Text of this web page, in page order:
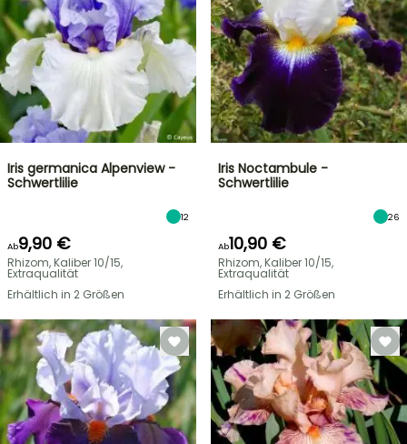
Iris germanica Alpenview -
Schwertlilie
12
Ab9,90 €
Rhizom, Kaliber 10/15,
Extraqualität
Erhältlich in 2 Größen
Iris Noctambule -
Schwertlilie
26
Ab10,90 €
Rhizom, Kaliber 10/15,
Extraqualität
Erhältlich in 2 Größen